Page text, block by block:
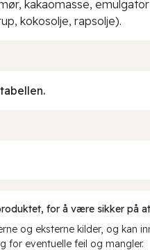
kakaomasse,
kokosolje, rapsolje).
for å være sikker på
og eksterne kilder, og kan
for eventuelle feil og mangler.